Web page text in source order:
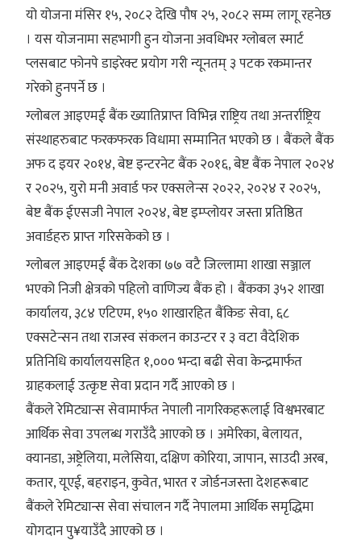
यो योजना मंसिर १५, २०८२ देखि पौष २५, २०८२ सम्म लागू रहनेछ
। यस योजनामा सहभागी हुन योजना अवधिभर ग्लोबल स्मार्ट
प्लसबाट फोनपे डाइरेक्ट प्रयोग गरी न्यूनतम् ३ पटक रकमान्तर
गरेको हुनपर्ने छ ।
ग्लोबल आइएमई बैंक ख्यातिप्राप्त विभिन्न राष्ट्रिय तथा अन्तर्राष्ट्रिय
संस्थाहरुबाट फरकफरक विधामा सम्मानित भएको छ । बैंकले बैंक
अफ द इयर २०१४, बेष्ट इन्टरनेट बैंक २०१६, बेष्ट बैंक नेपाल २०२४
र २०२५, युरो मनी अवार्ड फर एक्सलेन्स २०२२, २०२४ र २०२५,
बेष्ट बैंक ईएसजी नेपाल २०२४, बेष्ट इम्प्लोयर जस्ता प्रतिष्ठित
अवार्डहरु प्राप्त गरिसकेको छ ।
ग्लोबल आइएमई बैंक देशका ७७ वटै जिल्लामा शाखा सञ्जाल
भएको निजी क्षेत्रको पहिलो वाणिज्य बैंक हो । बैंकका ३५२ शाखा
कार्यालय, ३८४ एटिएम, १५० शाखारहित बैंकिङ सेवा, ६८
एक्सटेन्सन तथा राजस्व संकलन काउन्टर र ३ वटा वैदेशिक
प्रतिनिधि कार्यालयसहित १,००० भन्दा बढी सेवा केन्द्रमार्फत
ग्राहकलाई उत्कृष्ट सेवा प्रदान गर्दै आएको छ ।
बैंकले रेमिट्यान्स सेवामार्फत नेपाली नागरिकहरूलाई विश्वभरबाट
आर्थिक सेवा उपलब्ध गराउँदै आएको छ । अमेरिका, बेलायत,
क्यानडा, अष्ट्रेलिया, मलेसिया, दक्षिण कोरिया, जापान, साउदी अरब,
कतार, यूएई, बहराइन, कुवेत, भारत र जोर्डनजस्ता देशहरूबाट
बैंकले रेमिट्यान्स सेवा संचालन गर्दै नेपालमा आर्थिक समृद्धिमा
योगदान पु¥याउँदै आएको छ ।